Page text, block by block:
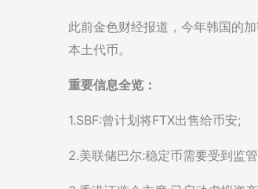
此前金色财经报道，今年韩国的
本土代币。
重要信息全览：
1.SBF:曾计划将FTX出售给币安;
2.美联储巴尔:稳定币需要受到监